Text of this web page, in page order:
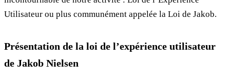
Utilisateur ou plus communément appelée la Loi de Jakob.
Présentation de la loi de l’expérience utilisateur
de Jakob Nielsen